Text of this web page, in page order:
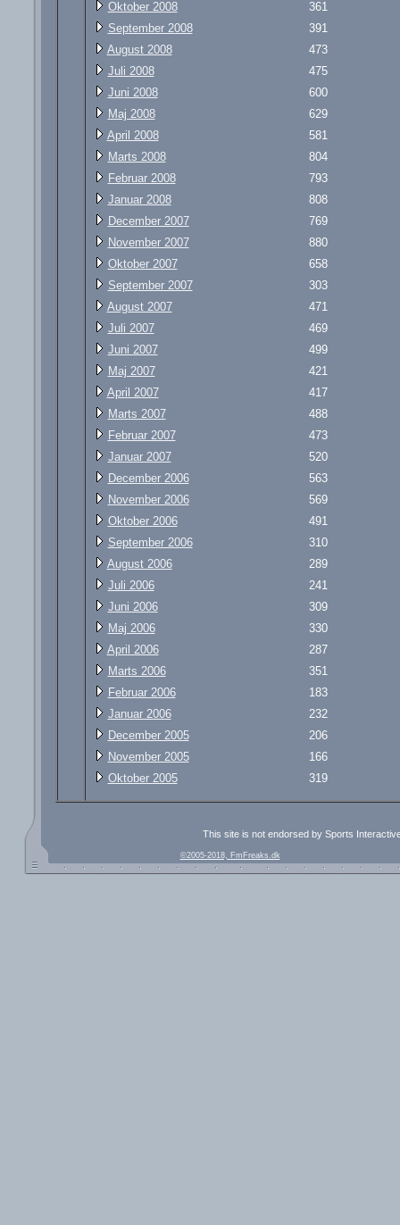
Oktober 2008
361
September 2008
391
August 2008
473
Juli 2008
475
Juni 2008
600
Maj 2008
629
April 2008
581
Marts 2008
804
Februar 2008
793
Januar 2008
808
December 2007
769
November 2007
880
Oktober 2007
658
September 2007
303
August 2007
471
Juli 2007
469
Juni 2007
499
Maj 2007
421
April 2007
417
Marts 2007
488
Februar 2007
473
Januar 2007
520
December 2006
563
November 2006
569
Oktober 2006
491
September 2006
310
August 2006
289
Juli 2006
241
Juni 2006
309
Maj 2006
330
April 2006
287
Marts 2006
351
Februar 2006
183
Januar 2006
232
December 2005
206
November 2005
166
Oktober 2005
319
This site is not endorsed by Sports
©2005-2018, FmFreaks.dk